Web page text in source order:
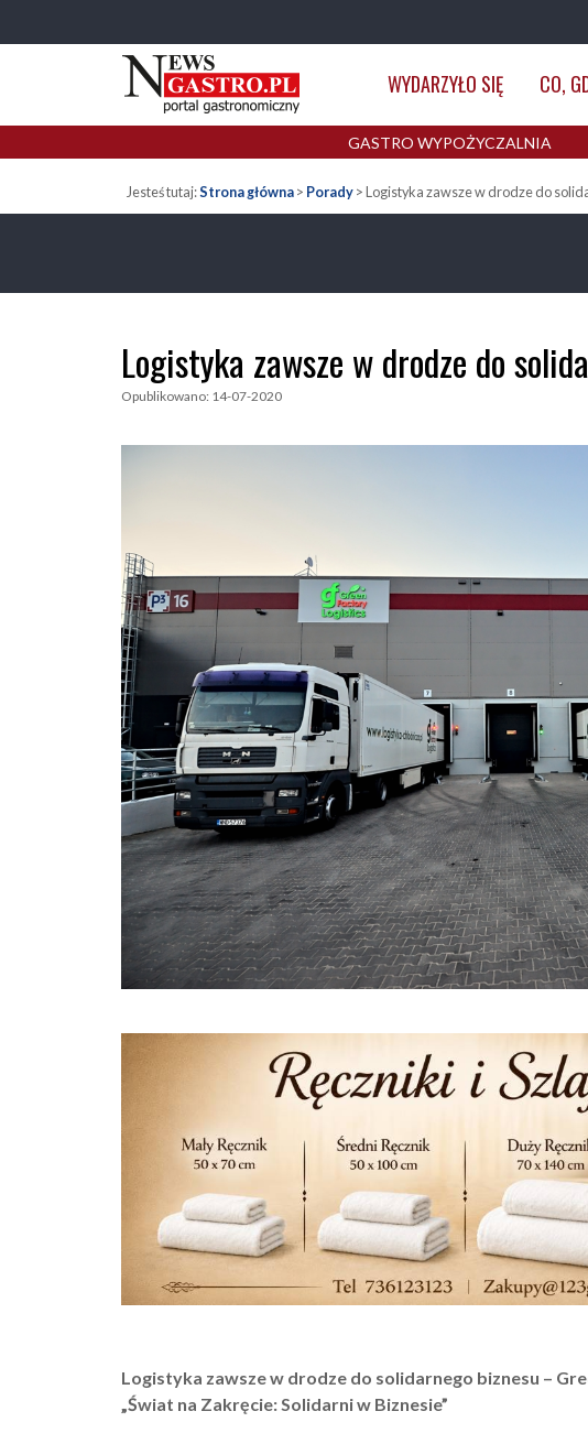
gastronomiczny
nawigacja
WYDARZYŁO SIĘ CO,
GASTRO WYPOŻYCZALNIA
Jesteś tutaj:Strona główna > Porady > Logistyka zawsze w drodze do
Logistyka zawsze w drodze do
Opublikowano: 14-07-2020
Logistyka zawsze w drodze do solidarnego biznesu –
„Świat na Zakręcie: Solidarni w Biznesie”